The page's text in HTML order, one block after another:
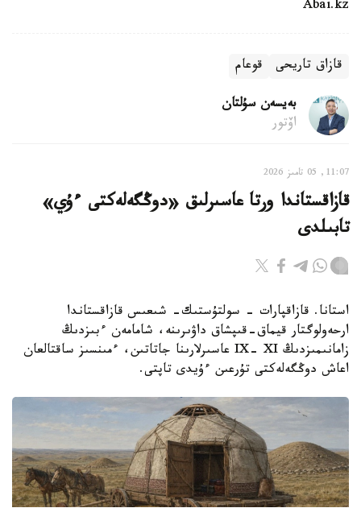
Abai.kz
قازاق تاريحى قوعام
بەيسەن سۇلتان
اۆتور
11:07, 05 تامىز 2026
قازاقستاندا ورتا عاسىرلىق «دوڭگەلەكتى ءۇي»
تابىلدى
استانا. قازاقپارات - سولتۇستىك- شىعىس قازاقستاندا
ارحەولوگتار قيماق-قىپشاق داۋىرىنە، شامامەن ءبىزدىڭ
زامانىمىزدىڭ IX- XI عاسىرلارىنا جاتاتىن، ءمىنسىز ساقتالعان
اعاش دوڭگەلەكتى تۇرعىن ءۇيدى تاپتى.